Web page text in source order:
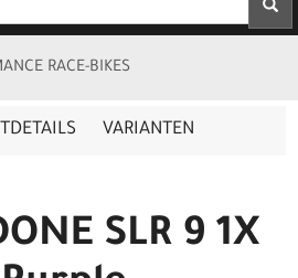
RACE-BIKES
VARIANTEN
SLR 9 1X